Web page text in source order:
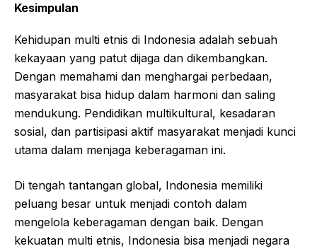
Kesimpulan
Kehidupan multi etnis di Indonesia adalah sebuah
kekayaan yang patut dijaga dan dikembangkan.
Dengan memahami dan menghargai perbedaan,
masyarakat bisa hidup dalam harmoni dan saling
mendukung. Pendidikan multikultural, kesadaran
sosial, dan partisipasi aktif masyarakat menjadi kunci
utama dalam menjaga keberagaman ini.
Di tengah tantangan global, Indonesia memiliki
peluang besar untuk menjadi contoh dalam
mengelola keberagaman dengan baik. Dengan
kekuatan multi etnis, Indonesia bisa menjadi negara